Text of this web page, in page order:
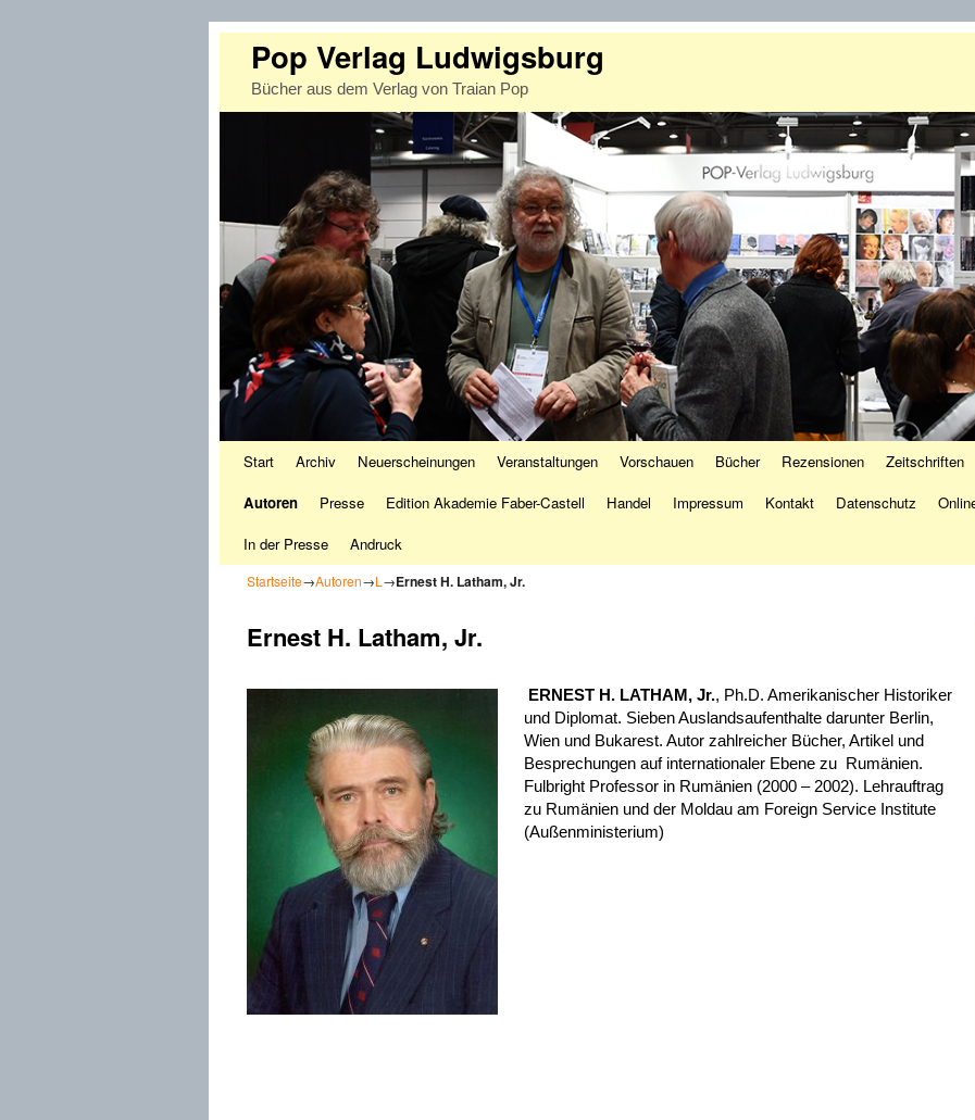
Pop Verlag Ludwigsburg
Bücher aus dem Verlag von Traian Pop
Start Archiv Neuerscheinungen Veranstaltungen Vorschauen Bücher Rezensionen Zeitschriften
Autoren
Presse Edition Akademie Faber-Castell Handel Impressum Kontakt Datenschutz
In der Presse
Andruck
Startseite→Autoren→L →Ernest H. Latham, Jr.
Ernest H. Latham, Jr.
ERNEST H. LATHAM, Jr., Ph.D. Amerikanischer Historiker
und Diplomat. Sieben Auslandsaufenthalte darunter Berlin,
Wien und Bukarest. Autor zahlreicher Bücher, Artikel und
Besprechungen auf internationaler Ebene zu Rumänien.
Fulbright Professor in Rumänien (2000 – 2002). Lehrauftrag
zu Rumänien und der Moldau am Foreign Service Institute
(Außenministerium)